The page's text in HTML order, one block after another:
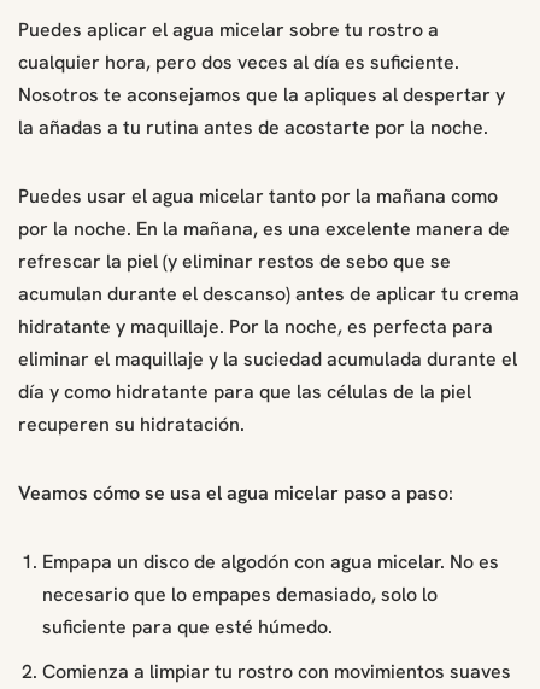
Puedes aplicar el agua micelar sobre tu rostro a
cualquier hora, pero dos veces al día es suficiente.
Nosotros te aconsejamos que la apliques al despertar y
la añadas a tu rutina antes de acostarte por la noche.
Puedes usar el agua micelar tanto por la mañana como
por la noche. En la mañana, es una excelente manera de
refrescar la piel (y eliminar restos de sebo que se
acumulan durante el descanso) antes de aplicar tu crema
hidratante y maquillaje. Por la noche, es perfecta para
eliminar el maquillaje y la suciedad acumulada durante el
día y como hidratante para que las células de la piel
recuperen su hidratación.
Veamos cómo se usa el agua micelar paso a paso:
Empapa un disco de algodón con agua micelar. No es
necesario que lo empapes demasiado, solo lo
suficiente para que esté húmedo.
Comienza a limpiar tu rostro con movimientos suaves